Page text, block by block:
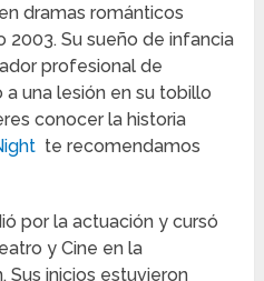
dramas románticos
Su sueño de infancia
profesional de
una lesión en su tobillo
conocer la historia
te recomendamos
por la actuación y cursó
y Cine en la
Sus inicios estuvieron